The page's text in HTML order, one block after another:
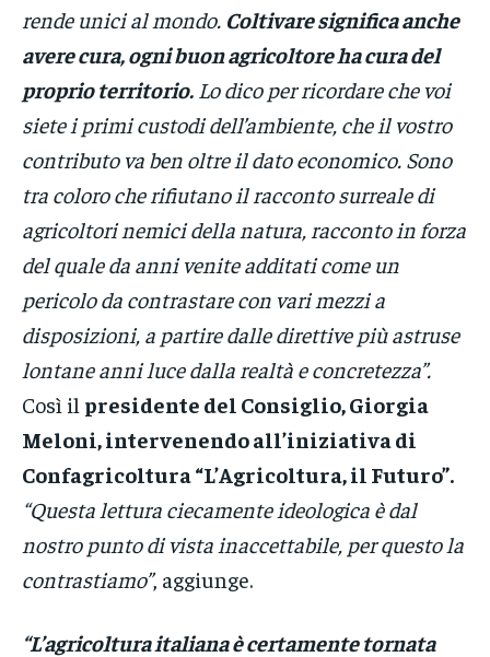
rende unici al mondo. Coltivare significa anche
avere cura, ogni buon agricoltore ha cura del
proprio territorio. Lo dico per ricordare che voi
siete i primi custodi dell’ambiente, che il vostro
contributo va ben oltre il dato economico. Sono
tra coloro che rifiutano il racconto surreale di
agricoltori nemici della natura, racconto in forza
del quale da anni venite additati come un
pericolo da contrastare con vari mezzi a
disposizioni, a partire dalle direttive più astruse
lontane anni luce dalla realtà e concretezza”.
Così il presidente del Consiglio, Giorgia
Meloni, intervenendo all’iniziativa di
Confagricoltura “L’Agricoltura, il Futuro”.
“Questa lettura ciecamente ideologica è dal
nostro punto di vista inaccettabile, per questo la
contrastiamo”, aggiunge.
“L’agricoltura italiana è certamente tornata